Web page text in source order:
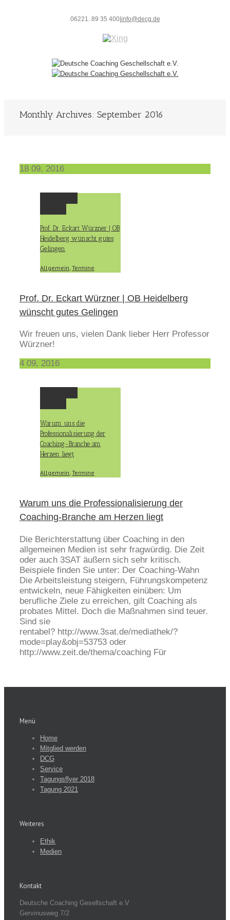
06221. 89 35 400| info@decg.de
Monthly Archives: September 2016
18 09, 2016
Prof. Dr. Eckart Würzner | OB
Heidelberg wünscht gutes
Gelingen
Allgemein Termine
Prof. Dr. Eckart Würzner | OB Heidelberg
wünscht gutes Gelingen
Wir freuen uns, vielen Dank lieber Herr Professor
Würzner!
4 09, 2016
Warum uns die
Professionalisierung der
Coaching-Branche am
Herzen liegt
Allgemein Termine
Warum uns die Professionalisierung der
Coaching-Branche am Herzen liegt
Die Berichterstattung über Coaching in den
allgemeinen Medien ist sehr fragwürdig. Die Zeit
oder auch 3SAT äußern sich sehr kritisch.
Beispiele finden Sie unter: Der Coaching-Wahn
Die Arbeitsleistung steigern, Führungskompetenz
entwickeln, neue Fähigkeiten einüben: Um
berufliche Ziele zu erreichen, gilt Coaching als
probates Mittel. Doch die Maßnahmen sind teuer.
Sind sie
rentabel? http://www.3sat.de/mediathek/?
mode=play&obj=53753 oder
http://www.zeit.de/thema/coaching Für
Menü
Home
Mitglied werden
DCG
Service
Tagungsflyer 2018
Tagung 2021
Weiteres
Ethik
Medien
Kontakt
Deutsche Coaching Gesellschaft e.V
Gervinusweg 7/2